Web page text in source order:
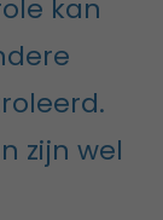
kan
zijn wel